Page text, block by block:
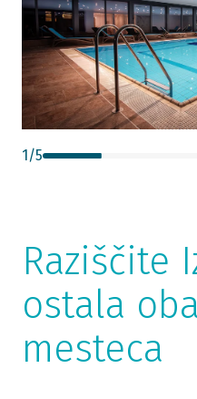
1/5
Raziščite
ostala
mesteca